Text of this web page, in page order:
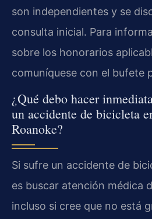
son independientes y se
consulta inicial. Para
sobre los honorarios
comuníquese con el bufete
¿Qué debo hacer
un accidente de bicicleta
Roanoke?
Si sufre un accidente de
es buscar atención médica
incluso si cree que no está